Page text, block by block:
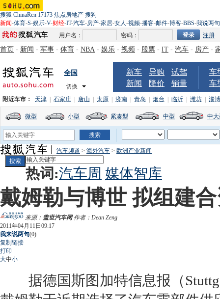
搜狐 ChinaRen 17173 焦点房地产 搜狗
新闻-体育-S-娱乐-V-财经-IT-汽车-房产-家居-女人-视频-播客-邮件-博客-BBS-我说两句
用户名：
密码： 注册
首页 - 新闻 - 军事 - 体育 - NBA - 娱乐 - 视频 - 股票 - IT - 汽车 - 房产 -
全国
切换
新车 导购
试驾
新闻
降价 销量
车
车
附近车市： 天津 石家庄 唐山 太原 济南 青岛 烟台 临沂 潍坊 淄博
微型 小型 紧凑型 中型 中
汽车频道 > 海外汽车 > 欧洲产业新闻
热词:汽车周 媒体智库
戴姆勒与博世 拟组建
来源： 盖世汽车网作者：Dean Zeng
2011年04月11日09:17
我来说两句(0)
复制链接
打印
大中小
据德国斯图加特信息报（